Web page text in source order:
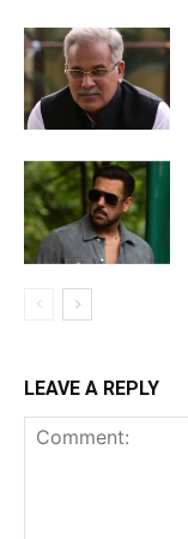
LEAVE A REPLY